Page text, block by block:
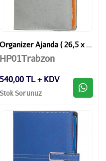
Organizer Ajanda ( 26,5 x 19 cm )
HP01Trabzon
540,00 TL + KDV
Stok Sorunuz